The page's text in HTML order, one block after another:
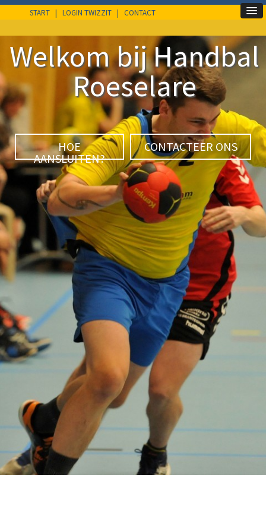
START | LOGIN TWIZZIT | CONTACT
Welkom bij Handbal
Roeselare
HOE
AANSLUITEN?
CONTACTEER ONS